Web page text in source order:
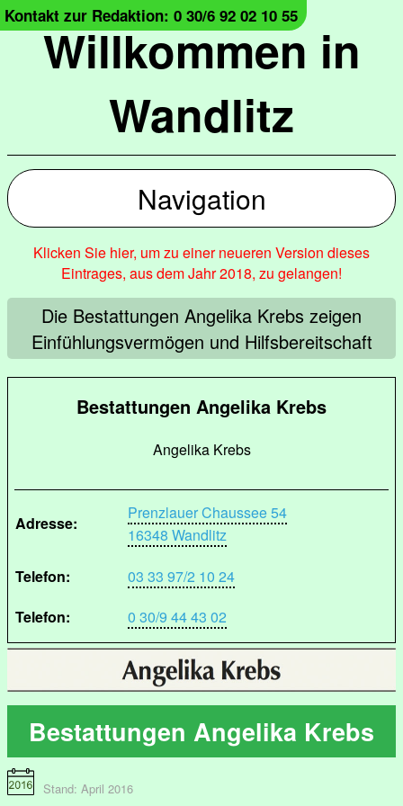
Willkommen in
Wandlitz
Kontakt zur Redaktion: 0 30/6 92 02 10 55
Navigation
Klicken Sie hier, um zu einer neueren Version dieses
Eintrages, aus dem Jahr 2018, zu gelangen!
Die Bestattungen Angelika Krebs zeigen
Einfühlungsvermögen und Hilfsbereitschaft
Bestattungen Angelika Krebs
Angelika Krebs
Adresse:
Prenzlauer Chaussee 54
16348 Wandlitz
Telefon:
03 33 97/2 10 24
Telefon:
0 30/9 44 43 02
Bestattungen Angelika Krebs
Stand: April 2016